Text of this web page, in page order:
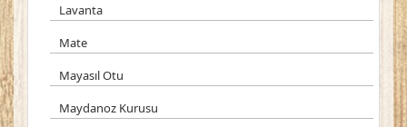
Lavanta
Mate
Mayasıl Otu
Maydanoz Kurusu